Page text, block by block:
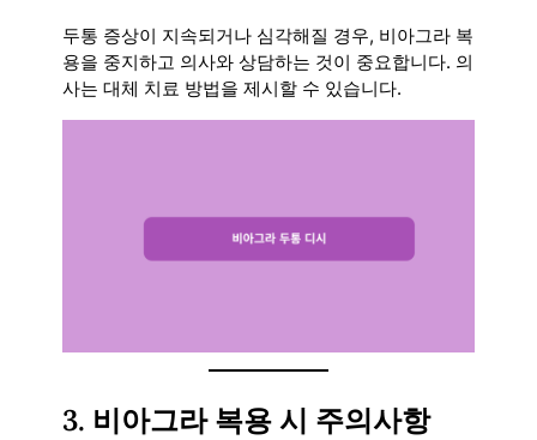
두통 증상이 지속되거나 심각해질 경우, 비아그라 복
용을 중지하고 의사와 상담하는 것이 중요합니다. 의
사는 대체 치료 방법을 제시할 수 있습니다.
3. 비아그라 복용 시 주의사항